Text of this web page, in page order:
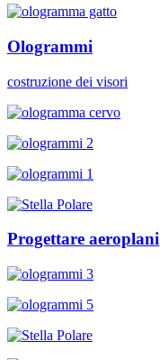
Ologrammi
costruzione dei visori
Progettare aeroplani